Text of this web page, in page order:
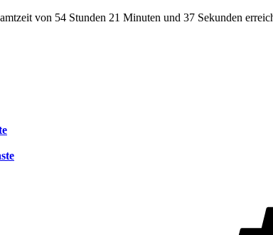
von 54 Stunden 21 Minuten und 37 Sekunden